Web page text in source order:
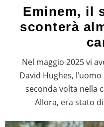
Eminem, il
sconterà
Nel maggio 2025 vi
David Hughes,
seconda volta nella
Allora, era stato